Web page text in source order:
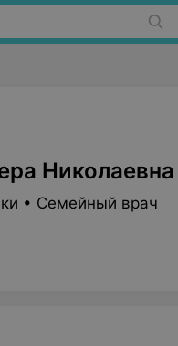
Николаевна
• Семейный врач